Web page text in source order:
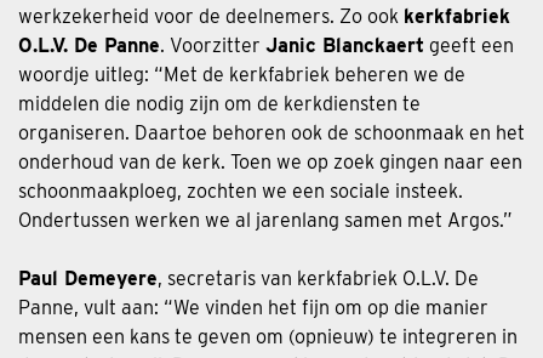
werkzekerheid voor de deelnemers. Zo ook kerkfabriek
O.L.V. De Panne. Voorzitter Janic Blanckaert geeft een
woordje uitleg: “Met de kerkfabriek beheren we de
middelen die nodig zijn om de kerkdiensten te
organiseren. Daartoe behoren ook de schoonmaak en het
onderhoud van de kerk. Toen we op zoek gingen naar een
schoonmaakploeg, zochten we een sociale insteek.
Ondertussen werken we al jarenlang samen met Argos.”
Paul Demeyere, secretaris van kerkfabriek O.L.V. De
Panne, vult aan: “We vinden het fijn om op die manier
mensen een kans te geven om (opnieuw) te integreren in